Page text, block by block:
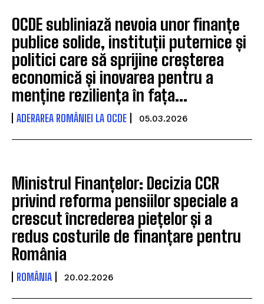
OCDE subliniază nevoia unor finanțe
publice solide, instituții puternice și
politici care să sprijine creșterea
economică și inovarea pentru a
menține reziliența în fața...
ADERAREA ROMÂNIEI LA OCDE 05.03.2026
Ministrul Finanțelor: Decizia CCR
privind reforma pensiilor speciale a
crescut încrederea piețelor și a
redus costurile de finanțare pentru
România
ROMÂNIA 20.02.2026